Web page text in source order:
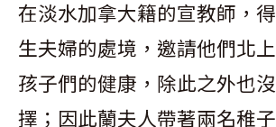
在淡水加拿大籍的宣教師，
生夫婦的處境，邀請他們北
孩子們的健康，除此之外也
擇；因此蘭夫人帶著兩名稚